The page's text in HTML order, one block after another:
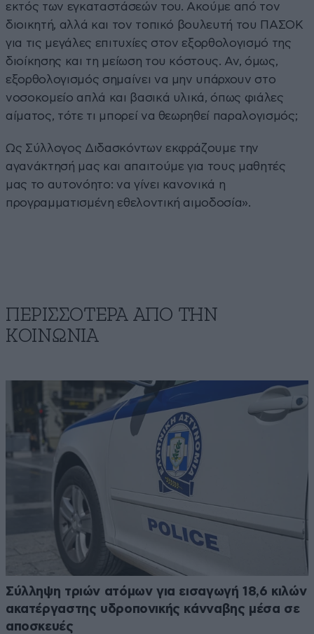
εκτός των εγκαταστάσεών του. Ακούμε από τον
διοικητή, αλλά και τον τοπικό βουλευτή του ΠΑΣΟΚ
για τις μεγάλες επιτυχίες στον εξορθολογισμό της
διοίκησης και τη μείωση του κόστους. Αν, όμως,
εξορθολογισμός σημαίνει να μην υπάρχουν στο
νοσοκομείο απλά και βασικά υλικά, όπως φιάλες
αίματος, τότε τι μπορεί να θεωρηθεί παραλογισμός;
Ως Σύλλογος Διδασκόντων εκφράζουμε την
αγανάκτησή μας και απαιτούμε για τους μαθητές
μας το αυτονόητο: να γίνει κανονικά η
προγραμματισμένη εθελοντική αιμοδοσία».
ΠΕΡΙΣΣΟΤΕΡΑ ΑΠΟ ΤΗΝ
ΚΟΙΝΩΝΙΑ
Σύλληψη τριών ατόμων για εισαγωγή 18,6 κιλών
ακατέργαστης υδροπονικής κάνναβης μέσα σε
αποσκευές